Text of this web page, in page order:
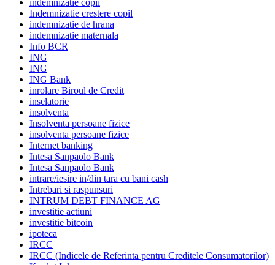
Indemnizatie crestere copil
indemnizatie de hrana
indemnizatie maternala
Info BCR
ING
ING
ING Bank
inrolare Biroul de Credit
inselatorie
insolventa
Insolventa persoane fizice
insolventa persoane fizice
Internet banking
Intesa Sanpaolo Bank
Intesa Sanpaolo Bank
intrare/iesire in/din tara cu bani cash
Intrebari si raspunsuri
INTRUM DEBT FINANCE AG
investitie actiuni
investitie bitcoin
ipoteca
IRCC
IRCC (Indicele de Referinta pentru Creditele Consumatorilor)